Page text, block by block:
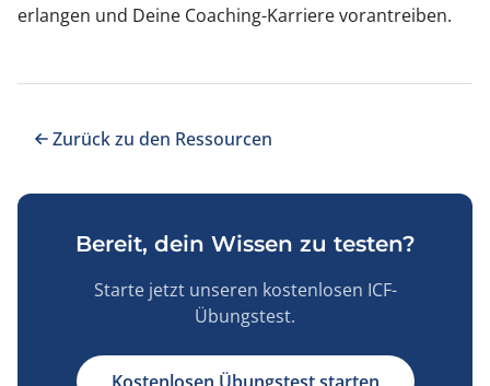
erlangen und Deine Coaching-Karriere vorantreiben.
Zurück zu den Ressourcen
Bereit, dein Wissen zu testen?
Starte jetzt unseren kostenlosen ICF-
Übungstest.